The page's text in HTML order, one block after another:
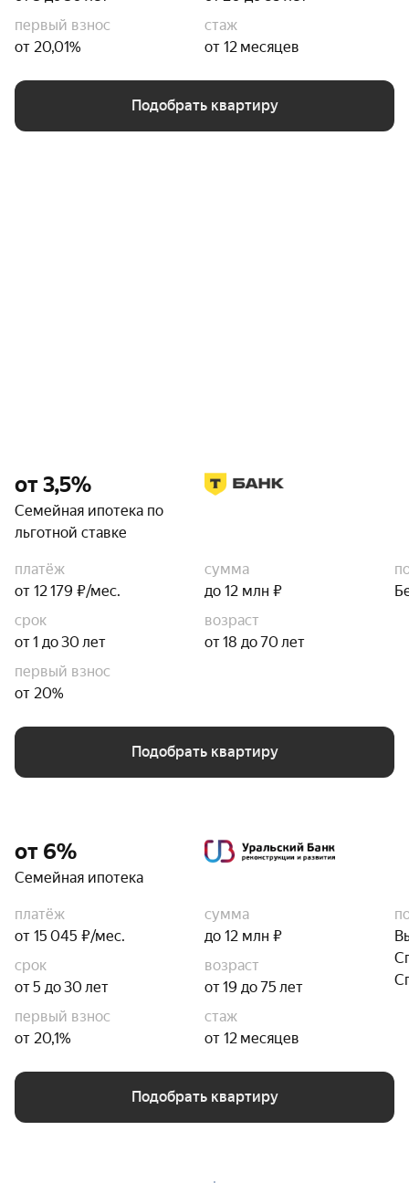
первый взнос
от 20,01%
стаж
от 12 месяцев
Подобрать квартиру
от 3,5%
Семейная ипотека по
льготной ставке
платёж
от 12 179 ₽/мес.
сумма
до 12 млн ₽
срок
от 1 до 30 лет
возраст
от 18 до 70 лет
первый взнос
от 20%
Подобрать квартиру
от 6%
Семейная ипотека
платёж
от 15 045 ₽/мес.
сумма
до 12 млн ₽
срок
от 5 до 30 лет
возраст
от 19 до 75 лет
первый взнос
от 20,1%
стаж
от 12 месяцев
Подобрать квартиру